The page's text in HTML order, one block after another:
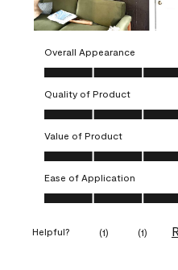
Overall Appearance
Overall Appearance, 5.0 out
Quality of Product
Quality of Product, 5.0 out
Value of Product
Value of Product, 5.0 out of 5
Ease of Application
Ease of Application, 4.0 out
Helpful? (1) (1)